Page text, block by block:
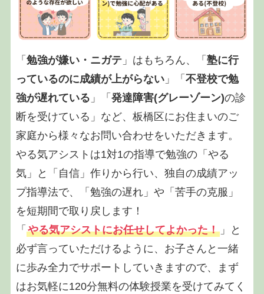
「 勉強が嫌い・ニガテ」はもちろん、「 塾に行
っているのに成績が上がらない」「 不登校で勉
強が遅れている 」「 発達障害(グレーゾーン)の診
断を受けている」など、板橋区にお住まいのご
家庭から様々なお問い合わせをいただきます。
やる気アシストは1対1の指導で勉強の「やる
気」と「自信」作りから行い、独自の成績アッ
プ指導法で、「勉強の遅れ」や「苦手の克服」
を短期間で取り戻します！
「 やる気アシストにお任せしてよかった！」と
必ず言っていただけるように、お子さんと一緒
に歩み全力でサポートしていきますので、まず
はお気軽に120分無料の体験授業を受けてみてく